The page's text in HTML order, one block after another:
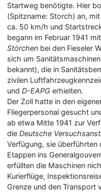
Startweg benötigte. Hier
(Spitzname: Storch) an,
ca. 50 km/h und
begann im Februar 1941
Störchen bei den Fieseler
sich um
bekannt), die in
zivilen
undD-EAPG erhielten.
Der Zoll hatte in den
Fliegerpersonal gesucht
ab etwa Mitte 1941 zur
dieDeutsche
Verfügung, sie überführten
Etappen ins
erfüllten die Maschinen
Kurierflüge,
Grenze und den Transport